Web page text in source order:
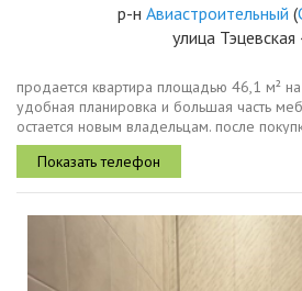
р-н Авиастроительный (
улица Тэцевская
продается квартира площадью 46,1 м²
удобная планировка и большая часть
остается новым владельцам. после
жить. о квартире площадь 46,1 м²